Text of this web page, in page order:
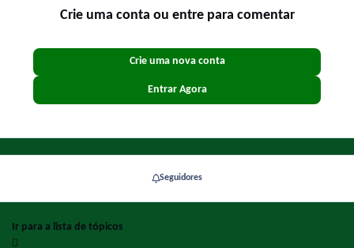
Crie uma conta ou entre para comentar
Crie uma nova conta
Entrar Agora
Seguidores
Ir para a lista de tópicos